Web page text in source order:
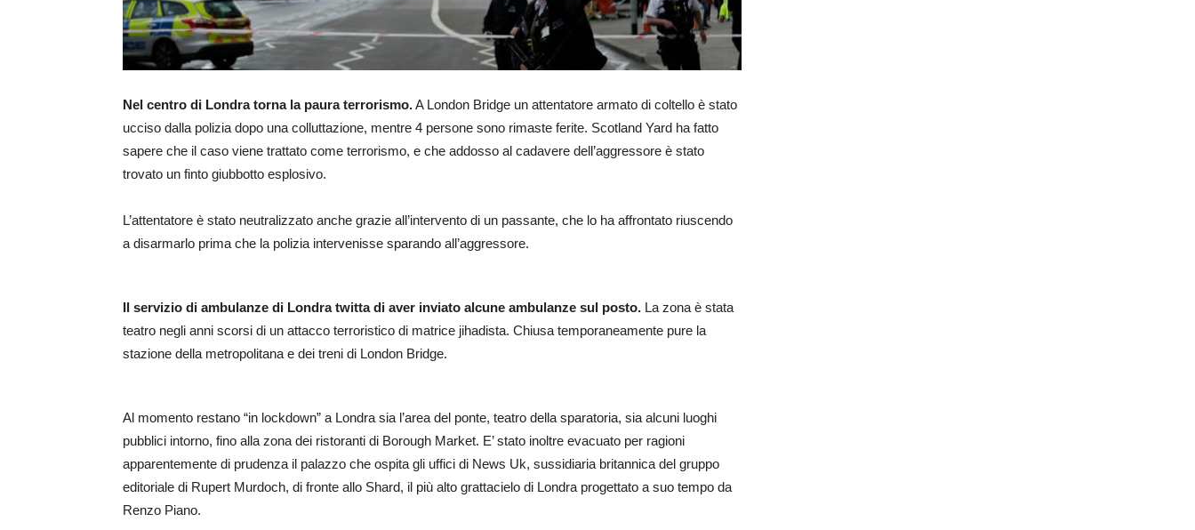
Nel centro di Londra torna la paura terrorismo.A London Bridge un attentatore armato di coltello è stato
ucciso dalla polizia dopo una colluttazione, mentre 4 persone sono rimaste ferite. Scotland Yard ha fatto
sapere che il caso viene trattato come terrorismo, e che addosso al cadavere dell’aggressore è stato
trovato un finto giubbotto esplosivo.
L’attentatore è stato neutralizzato anche grazie all’intervento di un passante, che lo ha affrontato riuscendo
a disarmarlo prima che la polizia intervenisse sparando all’aggressore.
Il servizio di ambulanze di Londra twitta di aver inviato alcune ambulanze sul posto. La zona è stata
teatro negli anni scorsi di un attacco terroristico di matrice jihadista. Chiusa temporaneamente pure la
stazione della metropolitana e dei treni di London Bridge.
Al momento restano “in lockdown” a Londra sia l’area del ponte, teatro della sparatoria, sia alcuni luoghi
pubblici intorno, fino alla zona dei ristoranti di Borough Market. E’ stato inoltre evacuato per ragioni
apparentemente di prudenza il palazzo che ospita gli uffici di News Uk, sussidiaria britannica del gruppo
editoriale di Rupert Murdoch, di fronte allo Shard, il più alto grattacielo di Londra progettato a suo tempo da
Renzo Piano.